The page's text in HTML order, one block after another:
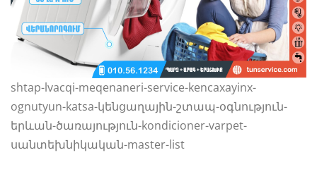
shtap-lvacqi-meqenaneri-service-kencaxayinx-
ognutyun-katsa-կենցաղային-շտապ-օգնություն-
երևան-ծառայություն-kondicioner-varpet-
սանտեխնիկական-master-list